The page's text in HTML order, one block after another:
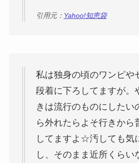
引用元： Yahoo!知恵袋
私は独身の頃のワンピや
段着に下ろしてますが。
きは流行のものにしたい
ら外れたらよそ行きから
してますよ☆汚しても気
し、そのまま近所くらい